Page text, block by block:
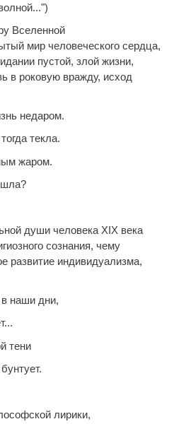
Вселенной
мир человеческого сердца,
пустой, злой жизни,
в роковую вражду, исход
недаром.
текла.
жаром.
души человека XIX века
сознания, чему
развитие индивидуализма,
наши дни,
тени
лирики,